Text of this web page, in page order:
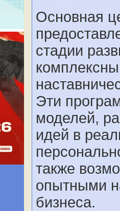
Основная
стадии
Эти
моделей,
идей в
также
опытными
бизнеса.